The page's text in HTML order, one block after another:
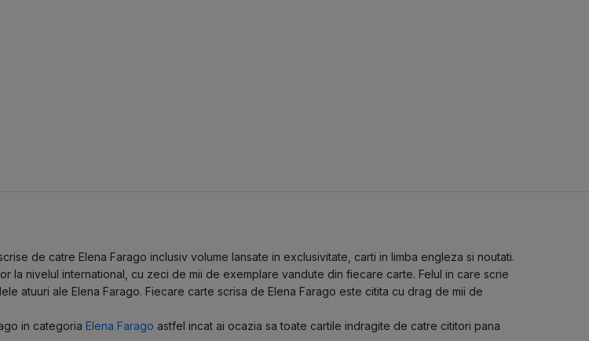
de catre Elena Farago inclusiv volume lansate in exclusivitate, carti in limba engleza si noutati.
la nivelul international, cu zeci de mii de exemplare vandute din fiecare carte. Felul in care scrie
atuuri ale Elena Farago. Fiecare carte scrisa de Elena Farago este citita cu drag de mii de
in categoria Elena Farago astfel incat ai ocazia sa toate cartile indragite de catre cititori pana